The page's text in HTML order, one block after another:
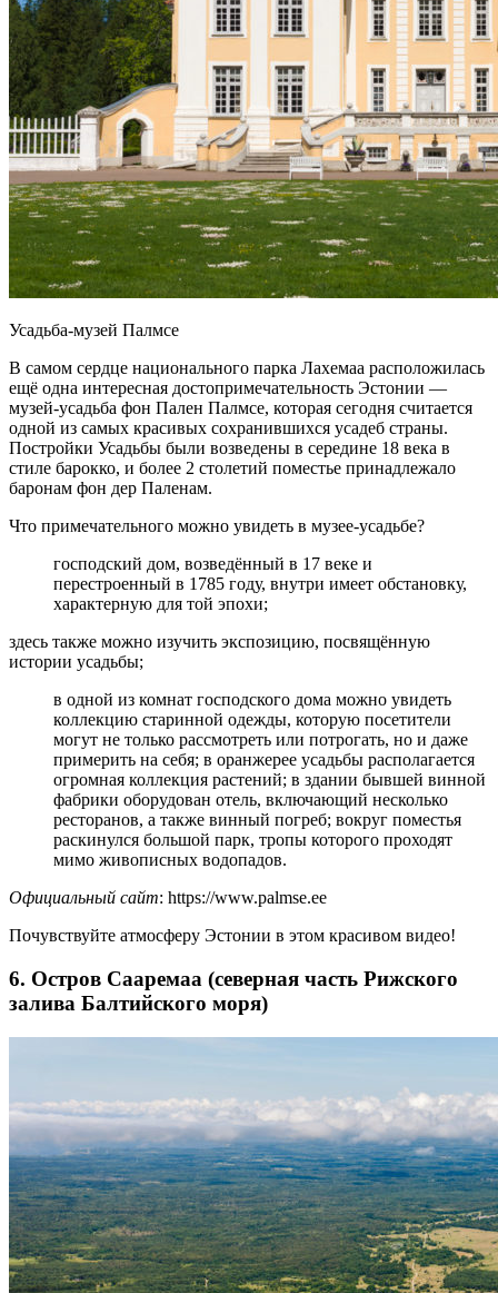
Усадьба-музей Палмсе
В самом сердце национального парка Лахемаа расположилась
ещё одна интересная достопримечательность Эстонии —
музей-усадьба фон Пален Палмсе, которая сегодня считается
одной из самых красивых сохранившихся усадеб страны.
Постройки Усадьбы были возведены в середине 18 века в
стиле барокко, и более 2 столетий поместье принадлежало
баронам фон дер Паленам.
Что примечательного можно увидеть в музее-усадьбе?
господский дом, возведённый в 17 веке и
перестроенный в 1785 году, внутри имеет обстановку,
характерную для той эпохи;
здесь также можно изучить экспозицию, посвящённую
истории усадьбы;
в одной из комнат господского дома можно увидеть
коллекцию старинной одежды, которую посетители
могут не только рассмотреть или потрогать, но и даже
примерить на себя; в оранжерее усадьбы располагается
огромная коллекция растений; в здании бывшей винной
фабрики оборудован отель, включающий несколько
ресторанов, а также винный погреб; вокруг поместья
раскинулся большой парк, тропы которого проходят
мимо живописных водопадов.
Официальный сайт: https://www.palmse.ee
Почувствуйте атмосферу Эстонии в этом красивом видео!
6. Остров Сааремаа (северная часть Рижского
залива Балтийского моря)